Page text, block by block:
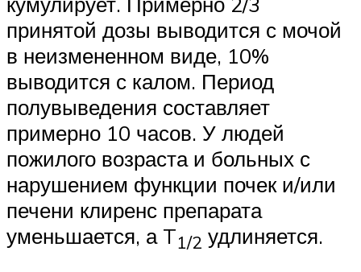
принятой дозы выводится с мочой
в неизмененном виде, 10%
выводится с калом. Период
полувыведения составляет
примерно 10 часов. У людей
пожилого возраста и больных с
нарушением функции почек и/или
печени клиренс препарата
уменьшается, а T1/2 удлиняется.